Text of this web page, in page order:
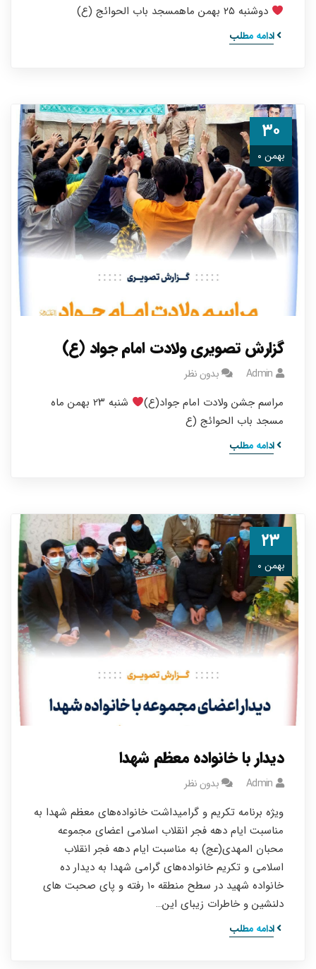
دوشنبه ۲۵ بهمن ماهمسجد باب‌ الحوائج (ع)
ادامه مطلب
۳۰
بهمن ۰
گزارش تصویری ولادت امام جواد (ع)
Admin بدون نظر
مراسم جشن ولادت امام جواد(ع)
شنبه ۲۳ بهمن ماه
مسجد باب‌ الحوائج (ع
ادامه مطلب
۲۳
بهمن ۰
دیدار با خانواده معظم شهدا
Admin بدون نظر
ویژه برنامه تکریم و گرامیداشت خانواده‌های معظم شهدا به
مناسبت ایام دهه فجر انقلاب اسلامی اعضای مجموعه
محبان المهدی(عج) به مناسبت ایام دهه فجر انقلاب
اسلامی و تکریم خانواده‌های گرامی شهدا به دیدار ده
خانواده شهید در سطح منطقه ۱۰ رفته و پای صحبت های
دلنشين و خاطرات زیبای این…
ادامه مطلب